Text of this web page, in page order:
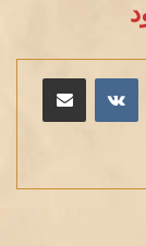
مشاركة عبر البريد